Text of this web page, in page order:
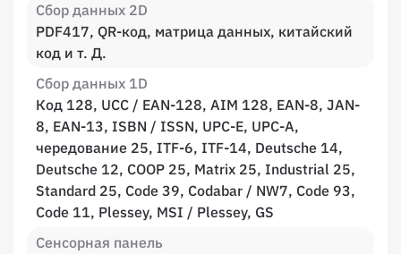
Сбор данных 2D
PDF417, QR-код, матрица данных, китайский
код и т. Д.
Сбор данных 1D
Код 128, UCC / EAN-128, AIM 128, EAN-8, JAN-
8, EAN-13, ISBN / ISSN, UPC-E, UPC-A,
чередование 25, ITF-6, ITF-14, Deutsche 14,
Deutsche 12, COOP 25, Matrix 25, Industrial 25,
Standard 25, Code 39, Codabar / NW7, Code 93,
Code 11, Plessey, MSI / Plessey, GS
Сенсорная панель